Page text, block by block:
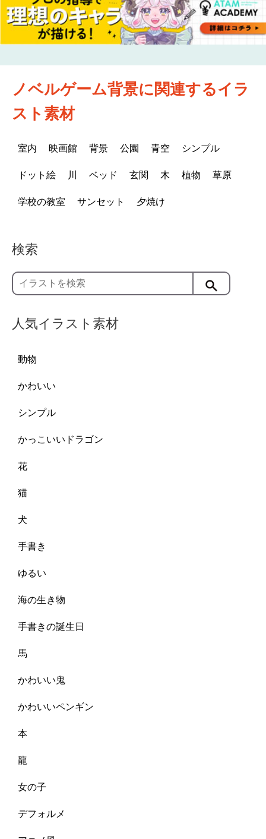
ノベルゲーム背景に関連するイラ
スト素材
室内 映画館 背景 公園 青空 シンプル
ドット絵 川 ベッド 玄関 木 植物 草原
学校の教室 サンセット 夕焼け
検索
人気イラスト素材
動物
かわいい
シンプル
かっこいいドラゴン
花
猫
犬
手書き
ゆるい
海の生き物
手書きの誕生日
馬
かわいい鬼
かわいいペンギン
本
龍
女の子
デフォルメ